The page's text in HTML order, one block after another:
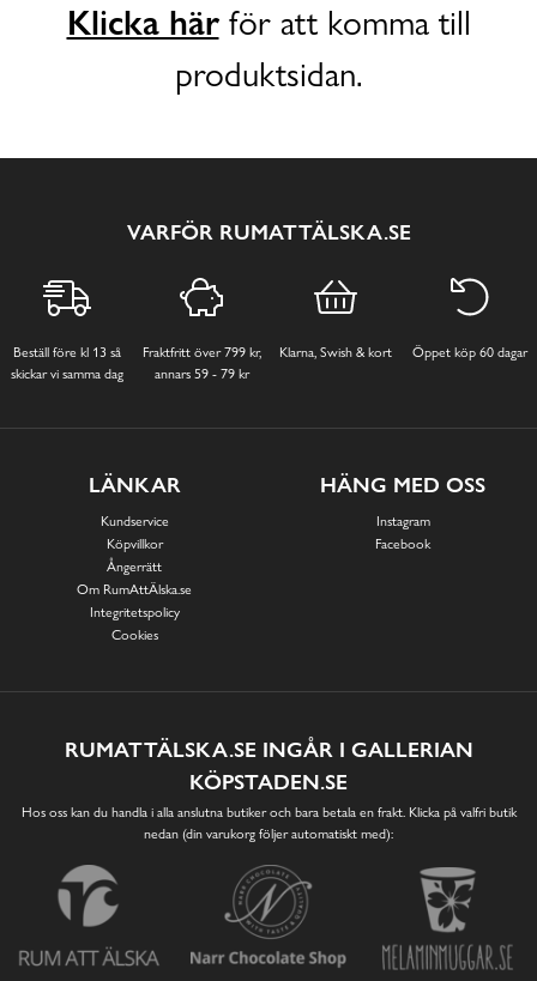
Klicka härför att komma till
produktsidan.
VARFÖR RUMATTÄLSKA.SE
Beställ före kl 13 så
skickar vi samma dag
Fraktfritt över 799 kr,
annars 59 - 79 kr
Klarna, Swish & kort Öppet köp 60 dagar
LÄNKAR
Kundservice
Köpvillkor
Ångerrätt
Om RumAttÄlska.se
Integritetspolicy
Cookies
HÄNG MED OSS
Instagram
Facebook
RUMATTÄLSKA.SE INGÅR I GALLERIAN
KÖPSTADEN.SE
Hos oss kan du handla i alla anslutna butiker och bara betala en frakt. Klicka på valfri butik
nedan (din varukorg följer automatiskt med):